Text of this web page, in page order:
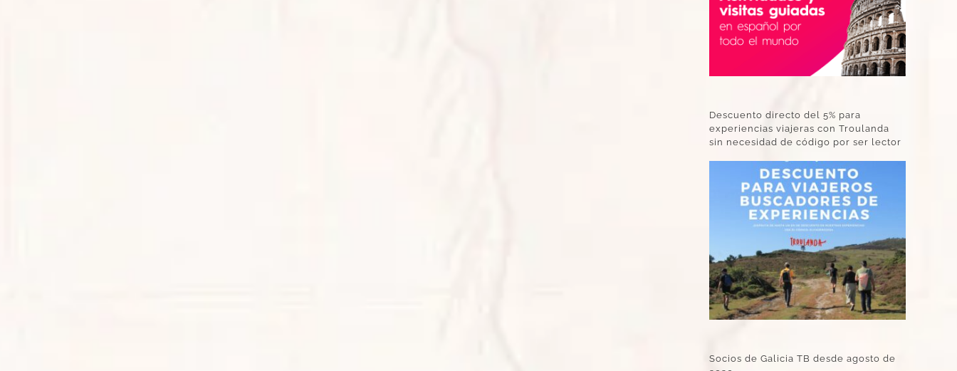
Descuento directo del 5% para
experiencias viajeras con Troulanda
sin necesidad de código por ser lector
Socios de Galicia TB desde agosto de